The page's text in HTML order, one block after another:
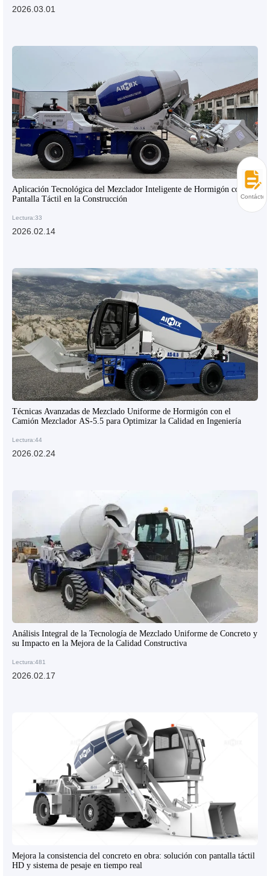
2026.03.01
Aplicación Tecnológica del Mezclador Inteligente de Hormigón con
Pantalla Táctil en la Construcción
Lectura:33
2026.02.14
Técnicas Avanzadas de Mezclado Uniforme de Hormigón con el
Camión Mezclador AS-5.5 para Optimizar la Calidad en Ingeniería
Lectura:44
2026.02.24
Análisis Integral de la Tecnología de Mezclado Uniforme de Concreto y
su Impacto en la Mejora de la Calidad Constructiva
Lectura:481
2026.02.17
Mejora la consistencia del concreto en obra: solución con pantalla táctil
HD y sistema de pesaje en tiempo real